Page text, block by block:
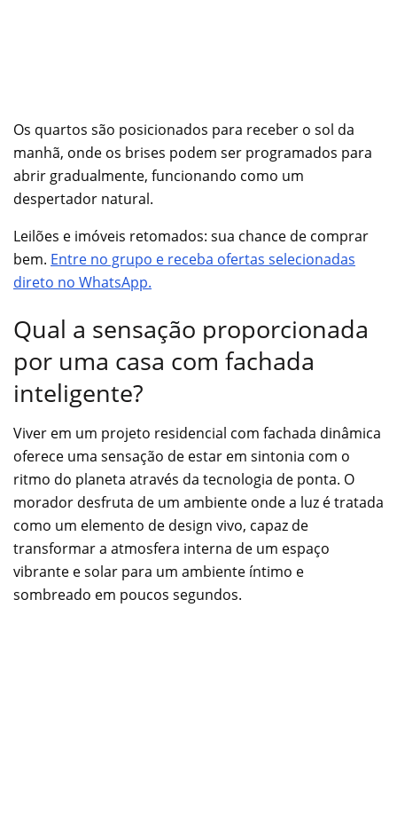
Os quartos são posicionados para receber o sol da
manhã, onde os brises podem ser programados para
abrir gradualmente, funcionando como um
despertador natural.
Leilões e imóveis retomados: sua chance de comprar
bem. Entre no grupo e receba ofertas selecionadas
direto no WhatsApp.
Qual a sensação proporcionada
por uma casa com fachada
inteligente?
Viver em um projeto residencial com fachada dinâmica
oferece uma sensação de estar em sintonia com o
ritmo do planeta através da tecnologia de ponta. O
morador desfruta de um ambiente onde a luz é tratada
como um elemento de design vivo, capaz de
transformar a atmosfera interna de um espaço
vibrante e solar para um ambiente íntimo e
sombreado em poucos segundos.